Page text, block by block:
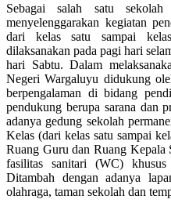
Sebagai salah satu
menyelenggarakan kegiatan
dari kelas satu sampai
dilaksanakan pada pagi hari
hari Sabtu. Dalam
Negeri Wargaluyu didukung
berpengalaman di bidang
pendukung berupa sarana dan
adanya gedung sekolah
Kelas (dari kelas satu sampai
Ruang Guru dan Ruang Kepala
fasilitas sanitari (WC)
Ditambah dengan adanya
olahraga, taman sekolah dan